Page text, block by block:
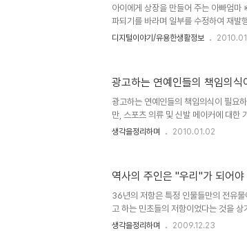
저 나열한 것에 불과하지만... 우리와 우
아이에게 상장을 만들어 주는 아빠엄마
파되기를 바라며 일부를 수정하여 재발
화를 통한 제목으로도 "칭찬은 고래도
우라면, 그동안 아이들이 아빠를 무서워
다. 사실 쉽지만은 않은 일이지요. 아이
디지털이야기/유용한생활정보
광고하는 연예인들의 책임의식
광고하는 연예인들의 책임의식이 필요
만, 스포츠 의류 및 신발 메이커에 대한
마케팅의 한가지 형태를 말씀드린 적이
대해서는 일부 생각해 볼 여지가 있다고
되었는지 정확히 짚어낼 수는 없지만,
아닌가 생각되..
생각을정리하며 2010.01.02
역사의 주인은 "우리"가 되어야
36년의 저항은 특정 인물들만의 전유
고 하는 민초들의 저항이었다는 것을
기하여 일어난 거족적인 독립만세운
생각을정리하며 2009.12.23